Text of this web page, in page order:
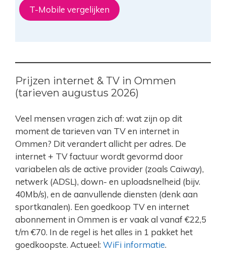
T-Mobile vergelijken
Prijzen internet & TV in Ommen
(tarieven augustus 2026)
Veel mensen vragen zich af: wat zijn op dit
moment de tarieven van TV en internet in
Ommen? Dit verandert allicht per adres. De
internet + TV factuur wordt gevormd door
variabelen als de active provider (zoals Caiway),
netwerk (ADSL), down- en uploadsnelheid (bijv.
40Mb/s), en de aanvullende diensten (denk aan
sportkanalen). Een goedkoop TV en internet
abonnement in Ommen is er vaak al vanaf €22,5
t/m €70. In de regel is het alles in 1 pakket het
goedkoopste. Actueel: WiFi informatie.